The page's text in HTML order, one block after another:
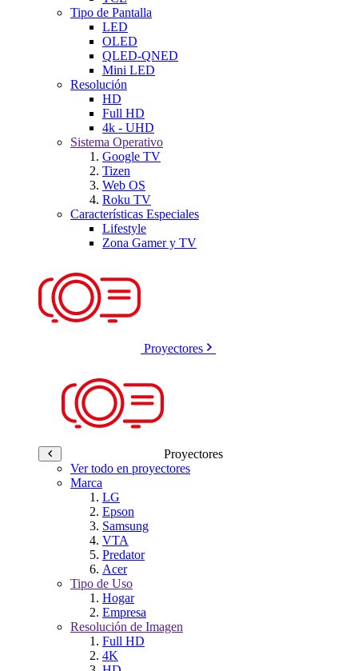
Tipo de Pantalla
LED
OLED
QLED-QNED
Mini LED
Resolución
HD
Full HD
4k - UHD
Sistema Operativo
Google TV
Tizen
Web OS
Roku TV
Características Especiales
Lifestyle
Zona Gamer y TV
Proyectores
Proyectores
Ver todo en proyectores
Marca
LG
Epson
Samsung
VTA
Predator
Acer
Tipo de Uso
Hogar
Empresa
Resolución de Imagen
Full HD
4K